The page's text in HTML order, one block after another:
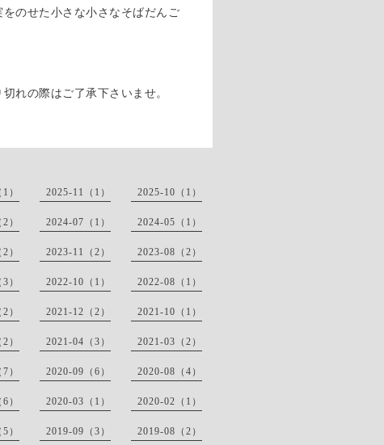
のせた小さな小さなそばだんご
れの際はご了承下さいませ。
） 2025-11（1） 2025-10（1）
） 2024-07（1） 2024-05（1）
） 2023-11（2） 2023-08（2）
） 2022-10（1） 2022-08（1）
） 2021-12（2） 2021-10（1）
） 2021-04（3） 2021-03（2）
） 2020-09（6） 2020-08（4）
） 2020-03（1） 2020-02（1）
） 2019-09（3） 2019-08（2）